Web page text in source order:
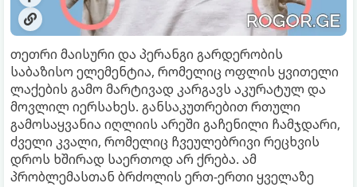
თეთრი მაისური და პერანგი გარდერობის
საბაზისო ელემენტია, რომელიც ოფლის ყვითელი
ლაქების გამო მარტივად კარგავს აკურატულ და
მოვლილ იერსახეს. განსაკუთრებით რთული
გამოსაყვანია იღლიის არეში გაჩენილი ჩამჯდარი,
ძველი კვალი, რომელიც ჩვეულებრივი რეცხვის
დროს ხშირად საერთოდ არ ქრება. ამ
პრობლემასთან ბრძოლის ერთ-ერთი ყველაზე